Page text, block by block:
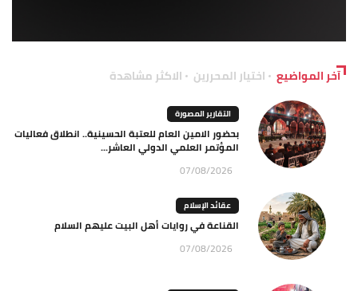
آخر المواضيع اختيار المحررين الاكثر مشاهدة
التقارير المصورة
بحضور الامين العام للعتبة الحسينية.. انطلاق فعاليات
المؤتمر العلمي الدولي العاشر...
07/08/2026
عقائد الإسلام
القناعة في روايات أهل البيت عليهم السلام
07/08/2026